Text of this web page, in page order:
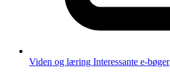
Viden og læring Interessante e-bøger